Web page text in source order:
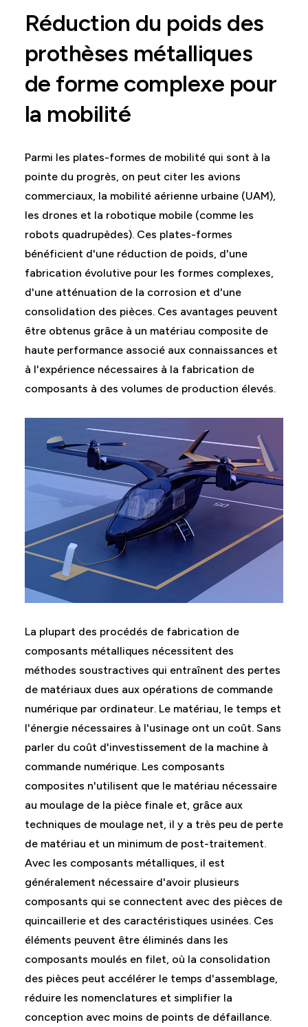
Réduction du poids des
prothèses métalliques
de forme complexe pour
la mobilité
Parmi les plates-formes de mobilité qui sont à la
pointe du progrès, on peut citer les avions
commerciaux, la mobilité aérienne urbaine (UAM),
les drones et la robotique mobile (comme les
robots quadrupèdes). Ces plates-formes
bénéficient d'une réduction de poids, d'une
fabrication évolutive pour les formes complexes,
d'une atténuation de la corrosion et d'une
consolidation des pièces. Ces avantages peuvent
être obtenus grâce à un matériau composite de
haute performance associé aux connaissances et
à l'expérience nécessaires à la fabrication de
composants à des volumes de production élevés.
La plupart des procédés de fabrication de
composants métalliques nécessitent des
méthodes soustractives qui entraînent des pertes
de matériaux dues aux opérations de commande
numérique par ordinateur. Le matériau, le temps et
l'énergie nécessaires à l'usinage ont un coût. Sans
parler du coût d'investissement de la machine à
commande numérique. Les composants
composites n'utilisent que le matériau nécessaire
au moulage de la pièce finale et, grâce aux
techniques de moulage net, il y a très peu de perte
de matériau et un minimum de post-traitement.
Avec les composants métalliques, il est
généralement nécessaire d'avoir plusieurs
composants qui se connectent avec des pièces de
quincaillerie et des caractéristiques usinées. Ces
éléments peuvent être éliminés dans les
composants moulés en filet, où la consolidation
des pièces peut accélérer le temps d'assemblage,
réduire les nomenclatures et simplifier la
conception avec moins de points de défaillance.